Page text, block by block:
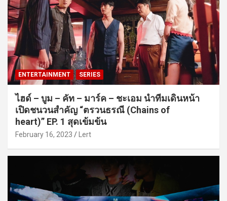
ENTERTAINMENT SERIES
ไฮด์ – บูม – คัท – มาร์ค – ชะเอม นำทีมเดินหน้า
เปิดชนวนสำคัญ “ตรวนธรณี (Chains of
heart)” EP. 1 สุดเข้มข้น
February 16, 2023 Lert